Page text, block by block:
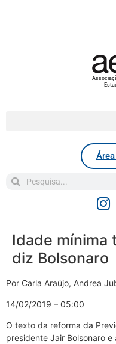
Idade mínima
diz Bolsonaro
Por Carla Araújo, Andrea
14/02/2019 – 05:00
O texto da reforma da
presidente Jair Bolsonaro